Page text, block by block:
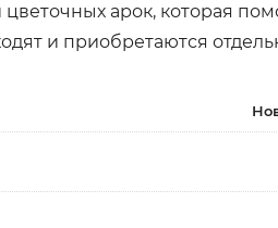
арок, которая
и приобретаются